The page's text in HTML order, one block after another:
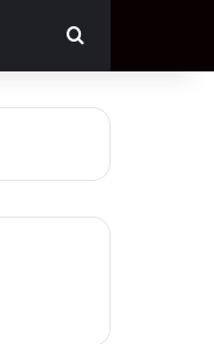
Search for